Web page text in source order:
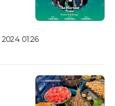
01:26